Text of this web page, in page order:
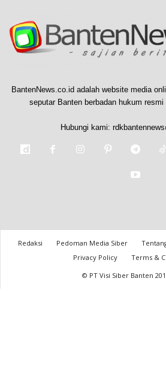
BantenNews.co.id adalah website media
seputar Banten berbadan hukum
Hubungi kami:
Redaksi Pedoman Media Siber
Privacy Policy
Terms &
© PT Visi Siber Banten